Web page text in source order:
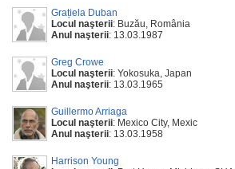
Grațiela Duban
Locul naşterii: Buzău, România
Anul naşterii: 13.03.1987
Greg Crowe
Locul naşterii: Yokosuka, Japan
Anul naşterii: 13.03.1965
Guillermo Arriaga
Locul naşterii: Mexico City, Mexic
Anul naşterii: 13.03.1958
Harrison Young